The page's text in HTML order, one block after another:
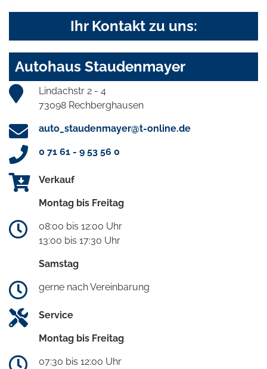
Ihr Kontakt zu uns:
Autohaus Staudenmayer
Lindachstr 2 - 4
73098 Rechberghausen
auto_staudenmayer@t-online.de
0 71 61 - 9 53 56 0
Verkauf
Montag bis Freitag
08:00 bis 12:00 Uhr
13:00 bis 17:30 Uhr
Samstag
gerne nach Vereinbarung
Service
Montag bis Freitag
07:30 bis 12:00 Uhr